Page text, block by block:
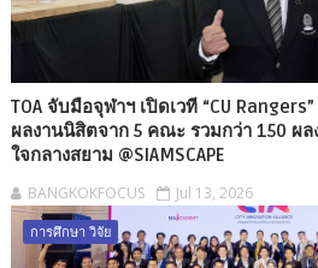
TOA จับมือจุฬาฯ เปิดเวที “CU
ผลงานนิสิตจาก 5 คณะ รวมกว่า 150 ผ
ใจกลางสยาม @SIAMSCAPE
BANGKOKFOCUS Jul 13, 2026
การศึกษา วิจัย